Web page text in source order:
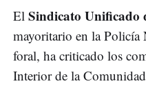
El Sindicato Unificado
mayoritario en la
foral, ha criticado los
Interior de la